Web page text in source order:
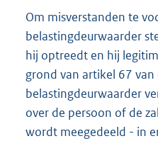
Om misverstanden te
belastingdeurwaarder
hij optreedt en hij
grond van artikel 67 van
belastingdeurwaarder
over de persoon of de
wordt meegedeeld - in